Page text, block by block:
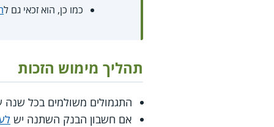
כמו כן, הוא זכאי גם ל
תהליך מימוש הזכות
התגמולים משולמים בכל שנה עד ל-1 במאי ישירות לחשבון הבנק של הזכאים לפי פרטי החשבון
אם חשבון הבנק השתנה יש